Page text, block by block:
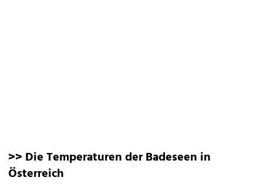
>> Die Temperaturen der Badeseen in
Österreich